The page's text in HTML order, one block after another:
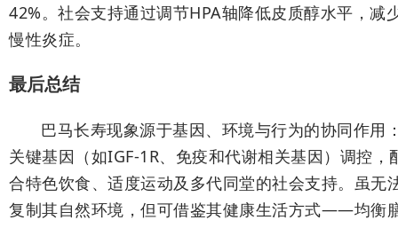
42%。社会支持通过调节HPA轴降低皮质醇水平，减
慢性炎症。
最后总结
巴马长寿现象源于基因、环境与行为的协同作用
关键基因（如IGF-1R、免疫和代谢相关基因）调控，
合特色饮食、适度运动及多代同堂的社会支持。虽无
复制其自然环境，但可借鉴其健康生活方式——均衡